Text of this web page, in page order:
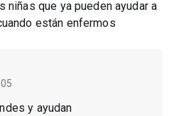
niñas que ya pueden ayudar a
están enfermos
y ayudan